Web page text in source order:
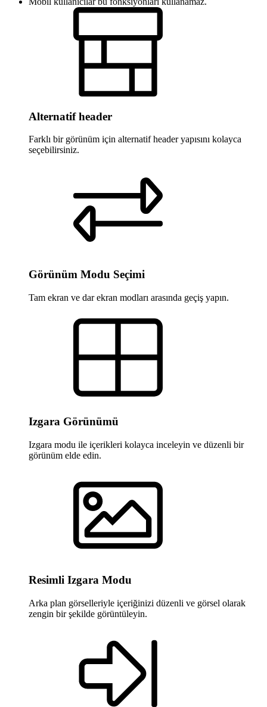
Alternatif header
Farklı bir görünüm için alternatif header yapısını kolayca
seçebilirsiniz.
Görünüm Modu Seçimi
Tam ekran ve dar ekran modları arasında geçiş yapın.
Izgara Görünümü
Izgara modu ile içerikleri kolayca inceleyin ve düzenli bir
görünüm elde edin.
Resimli Izgara Modu
Arka plan görselleriyle içeriğinizi düzenli ve görsel olarak
zengin bir şekilde görüntüleyin.